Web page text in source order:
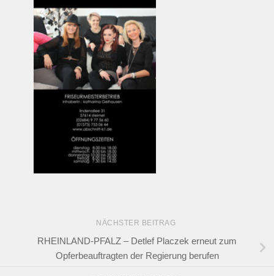
NÄCHSTER BEITRAG
RHEINLAND-PFALZ – Detlef Placzek erneut zum
Opferbeauftragten der Regierung berufen